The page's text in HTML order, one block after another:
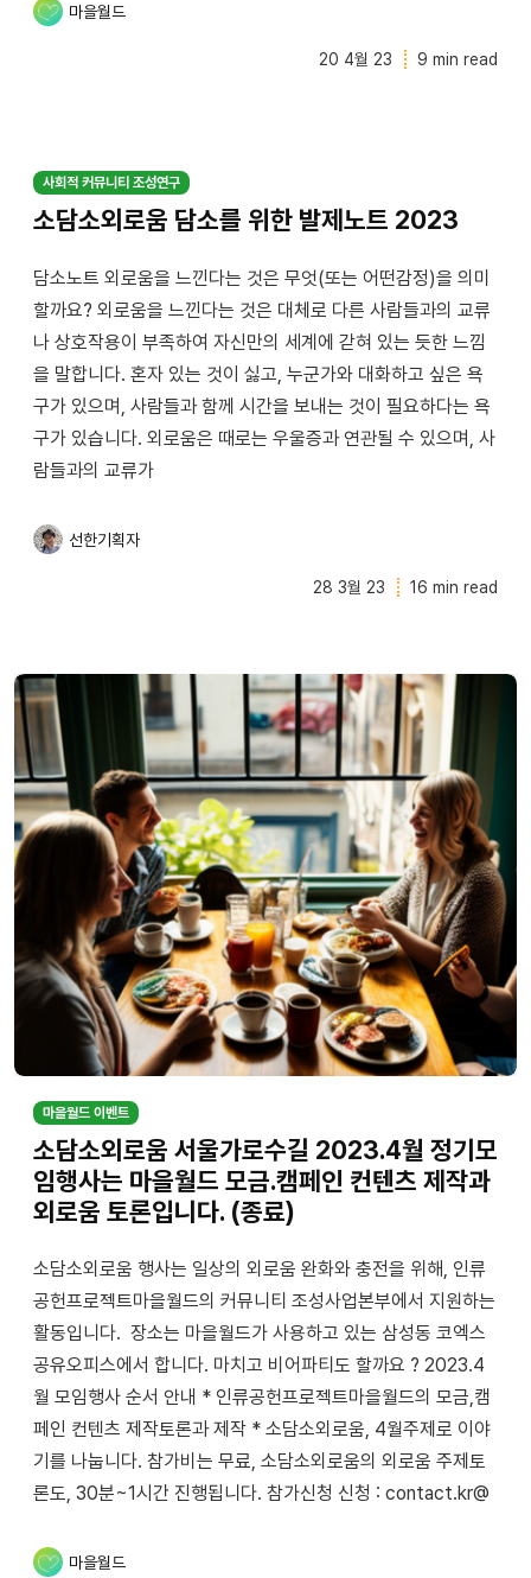
마을월드
20 4월 23 9 min read
사회적 커뮤니티 조성연구
소담소외로움 담소를 위한 발제노트 2023
담소노트 외로움을 느낀다는 것은 무엇(또는 어떤감정)을 의미
할까요? 외로움을 느낀다는 것은 대체로 다른 사람들과의 교류
나 상호작용이 부족하여 자신만의 세계에 갇혀 있는 듯한 느낌
을 말합니다. 혼자 있는 것이 싫고, 누군가와 대화하고 싶은 욕
구가 있으며, 사람들과 함께 시간을 보내는 것이 필요하다는 욕
구가 있습니다. 외로움은 때로는 우울증과 연관될 수 있으며, 사
람들과의 교류가
선한기획자
28 3월 23 16 min read
마을월드 이벤트
소담소외로움 서울가로수길 2023.4월 정기모
임행사는 마을월드 모금.캠페인 컨텐츠 제작과
외로움 토론입니다. (종료)
소담소외로움 행사는 일상의 외로움 완화와 충전을 위해, 인류
공헌프로젝트마을월드의 커뮤니티 조성사업본부에서 지원하는
활동입니다. 장소는 마을월드가 사용하고 있는 삼성동 코엑스
공유오피스에서 합니다. 마치고 비어파티도 할까요 ? 2023.4
월 모임행사 순서 안내 * 인류공헌프로젝트마을월드의 모금,캠
페인 컨텐츠 제작토론과 제작 * 소담소외로움, 4월주제로 이야
기를 나눕니다. 참가비는 무료, 소담소외로움의 외로움 주제토
론도, 30분~1시간 진행됩니다. 참가신청 신청 : contact.kr@
마을월드